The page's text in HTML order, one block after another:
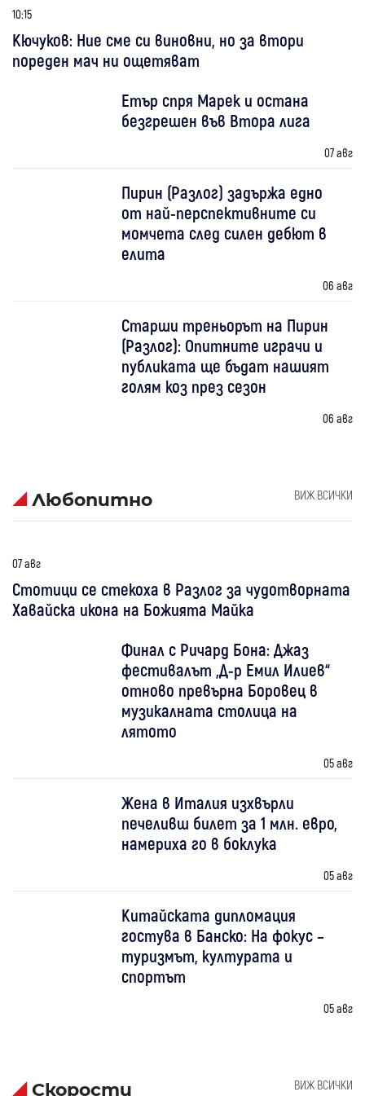
10:15
Кючуков: Ние сме си виновни, но за втори
пореден мач ни ощетяват
Етър спря Марек и остана
безгрешен във Втора лига
07 авг
Пирин (Разлог) задържа едно
от най-перспективните си
момчета след силен дебют в
елита
06 авг
Старши треньорът на Пирин
(Разлог): Опитните играчи и
публиката ще бъдат нашият
голям коз през сезон
06 авг
Любопитно ВИЖ ВСИЧКИ
07 авг
Стотици се стекоха в Разлог за чудотворната
Хавайска икона на Божията Майка
Финал с Ричард Бона: Джаз
фестивалът „Д-р Емил Илиев“
отново превърна Боровец в
музикалната столица на
лятото
05 авг
Жена в Италия изхвърли
печеливш билет за 1 млн. евро,
намериха го в боклука
05 авг
Китайската дипломация
гостува в Банско: На фокус –
туризмът, културата и
спортът
05 авг
Скорости ВИЖ ВСИЧКИ